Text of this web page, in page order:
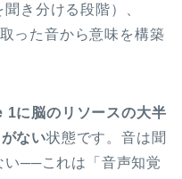
き分ける段階）、
った音から意味を構築
1に脳のリソースの大半
ない状態です。音は聞
い──これは「音声知覚